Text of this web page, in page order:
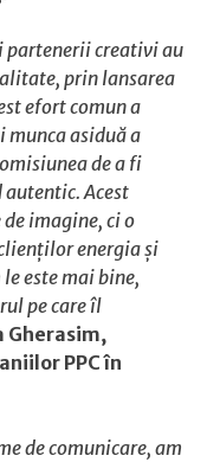
partenerii creativi au
prin lansarea
efort comun a
asiduă a
de a fi
Acest
imagine, ci o
energia și
este mai bine,
pe care îl
Gherasim,
PPC în
de comunicare, am